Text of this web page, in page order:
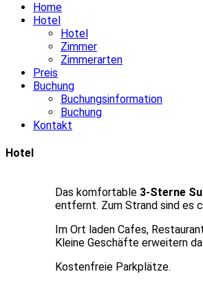
Home
Hotel
Hotel
Zimmer
Zimmerarten
Preis
Buchung
Buchungsinformation
Buchung
Kontakt
Hotel
Das komfortable 3-Sterne
entfernt. Zum Strand sind es
Im Ort laden Cafes,
Kleine Geschäfte erweitern
Kostenfreie Parkplätze.